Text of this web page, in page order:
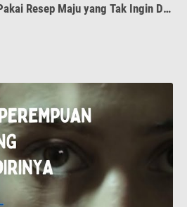
Negara AS dan Inggris Pakai Resep Maju yang Tak Ingin Dipakai Negara Berkembang